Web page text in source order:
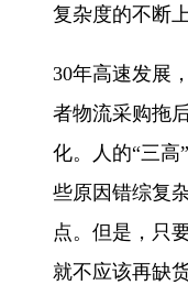
复杂度的不断
30年高速发展
者物流采购拖
化。人的“三高
些原因错综复
点。但是，只
就不应该再缺